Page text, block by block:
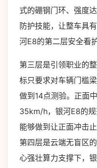
式的硼钢门环、强度
防护技能，让整车具
河E8的第二层安全看护
第三层是引领职业的
标只要求对车辆门槛
做到14点测验。正面
35km/h，银河E8的
能够做到让正面冲击止
第四层是云端无盲区
心强壮算力支撑下，